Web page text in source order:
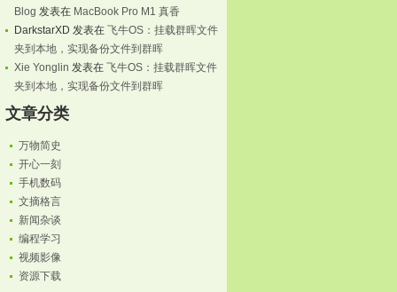
String sort)
Blog 发表在 MacBook Pro M1 真香
DarkstarXD 发表在 飞牛OS：挂载群晖文件
夹到本地，实现备份文件到群晖
Xie Yonglin 发表在 飞牛OS：挂载群晖文件
夹到本地，实现备份文件到群晖
文章分类
万物简史
开心一刻
手机数码
文摘格言
新闻杂谈
编程学习
视频影像
资源下载